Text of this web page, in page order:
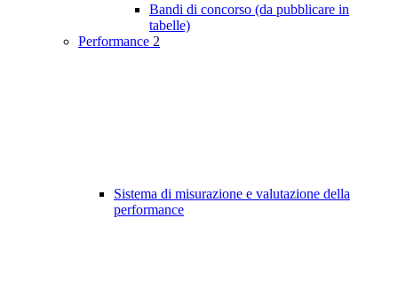
Bandi di concorso (da pubblicare in
tabelle)
Performance 2
Sistema di misurazione e valutazione della
performance